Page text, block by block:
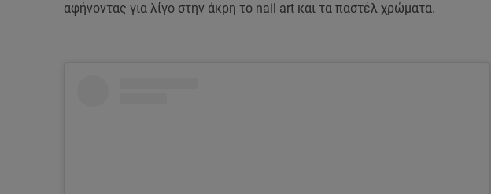
αφήνοντας για λίγο στην άκρη το nail art και τα παστέλ χρώματα.